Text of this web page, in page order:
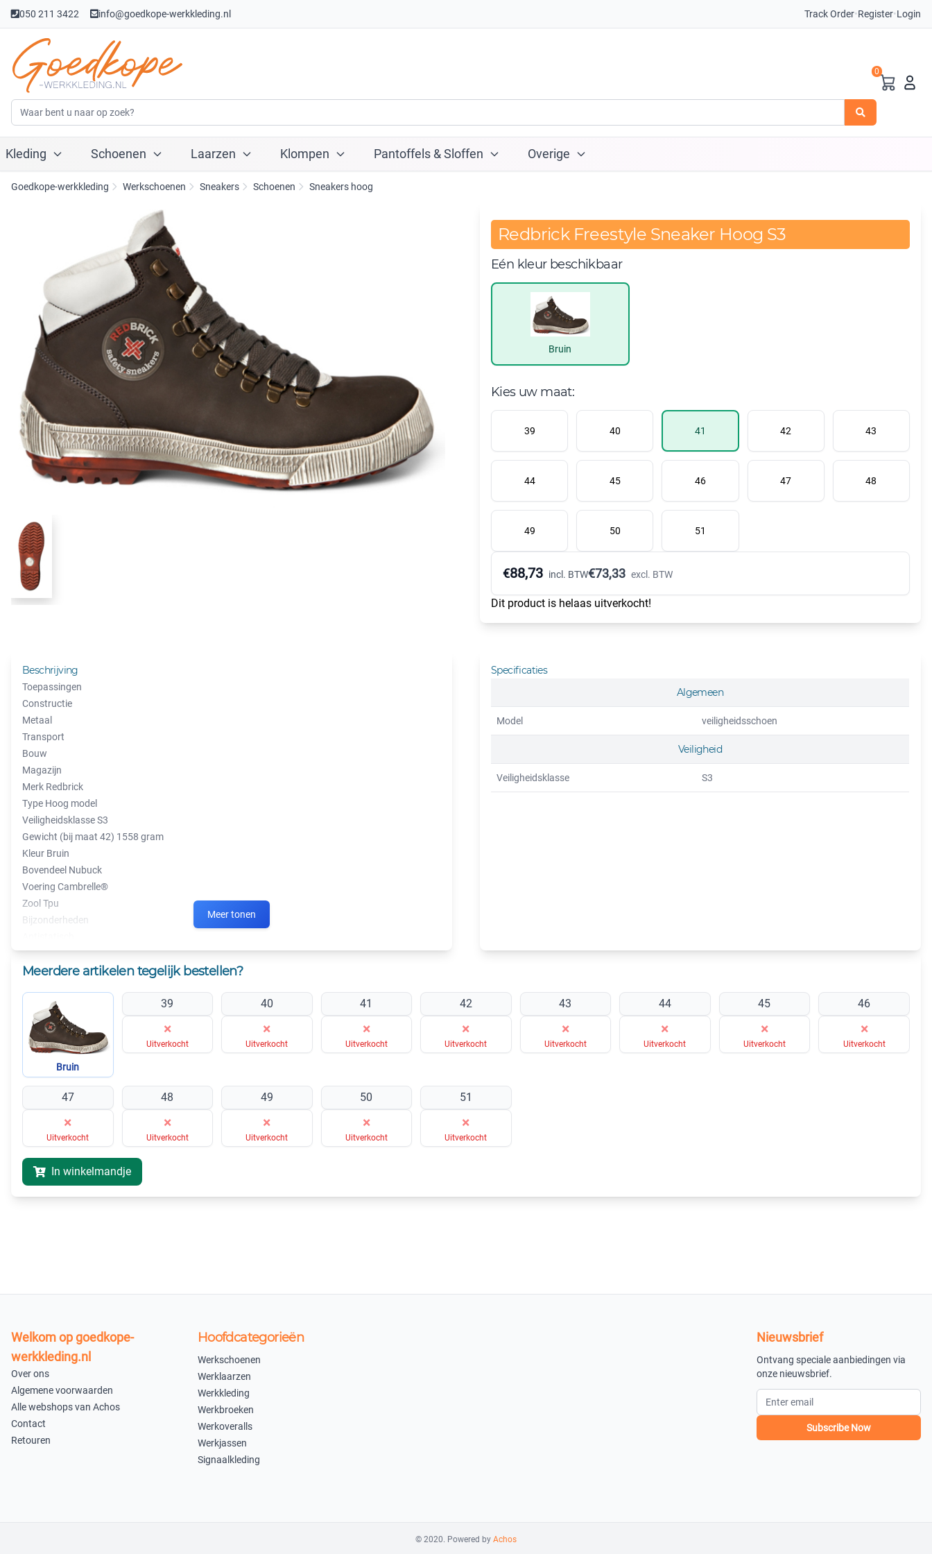
050 211 3422 info@goedkope-werkkleding.nl Track Order•Register•Login
0
Kleding Schoenen Laarzen Klompen Pantoffels & Sloffen Overige
Goedkope-werkkleding Werkschoenen Sneakers Schoenen Sneakers hoog
Redbrick Freestyle Sneaker Hoog S3
Eén kleur beschikbaar
Bruin
Kies uw maat:
39 40 41 42 43
44 45 46 47 48
49 50 51
€88,73 incl. BTW€73,33 excl. BTW
Dit product is helaas uitverkocht!
Beschrijving
Toepassingen
Constructie
Metaal
Transport
Bouw
Magazijn
Merk Redbrick
Type Hoog model
Veiligheidsklasse S3
Gewicht (bij maat 42) 1558 gram
Kleur Bruin
Bovendeel Nubuck
Voering Cambrelle®
Zool Tpu
Bijzonderheden
Carbonite neus
Kevlar tussenzool
Uitneembare inlegzool
Lederen tong
Lederen polster
Redbrick code is: 32305
Meer tonen
Specificaties
Algemeen
Model veiligheidsschoen
Veiligheid
Veiligheidsklasse S3
Meerdere artikelen tegelijk bestellen?
Bruin
39
×
Uitverkocht
40
×
Uitverkocht
41
×
Uitverkocht
42
×
Uitverkocht
43
×
Uitverkocht
44
×
Uitverkocht
45
×
Uitverkocht
46
×
Uitverkocht
47
×
Uitverkocht
48
×
Uitverkocht
49
×
Uitverkocht
50
×
Uitverkocht
51
×
Uitverkocht
In winkelmandje
Welkom op goedkope-
werkkleding.nl
Over ons
Algemene voorwaarden
Alle webshops van Achos
Contact
Retouren
Hoofdcategorieën
Werkschoenen
Werklaarzen
Werkkleding
Werkbroeken
Werkoveralls
Werkjassen
Signaalkleding
Nieuwsbrief
Ontvang speciale aanbiedingen via
onze nieuwsbrief.
Subscribe Now
© 2020. Powered by Achos